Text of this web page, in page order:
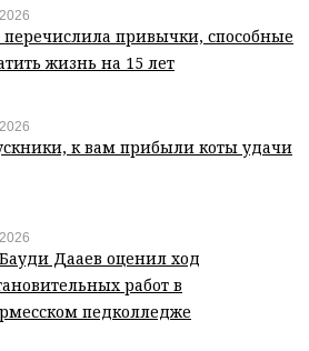
перечислила привычки, способные
жизнь на 15 лет
к вам прибыли коты удачи
Дааев оценил ход
работ в
педколледже